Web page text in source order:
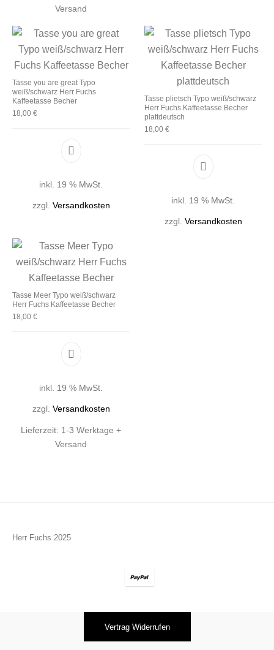
Versand
Tasse you are great Typo
weiß/schwarz Herr Fuchs
Kaffeetasse Becher
18,00 €
inkl. 19 % MwSt.
zzgl. Versandkosten
Tasse plietsch Typo weiß/schwarz
Herr Fuchs Kaffeetasse Becher
plattdeutsch
18,00 €
inkl. 19 % MwSt.
zzgl. Versandkosten
Tasse Meer Typo weiß/schwarz
Herr Fuchs Kaffeetasse Becher
18,00 €
inkl. 19 % MwSt.
zzgl. Versandkosten
Lieferzeit: 1-3 Werktage +
Versand
Herr Fuchs 2025
Vertrag Widerrufen